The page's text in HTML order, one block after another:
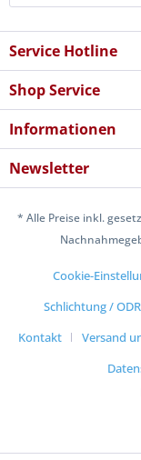
Service Hotline
Shop Service
Informationen
Newsletter
* Alle Preise inkl.
Cookie-
Schlichtung /
Kontakt
Versand